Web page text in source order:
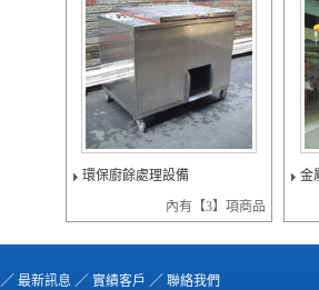
環保廚餘處理設備
內有【3】項商品
金
／ 最新訊息 ／ 實績客戶 ／ 聯絡我們